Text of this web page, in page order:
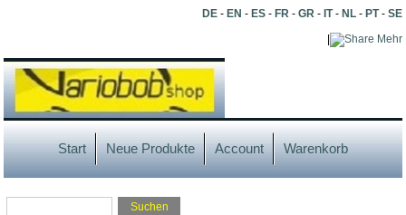
DE- EN - ES- FR- GR- IT- NL- PT- SE
Mehr
Start Neue Produkte Account Warenkorb